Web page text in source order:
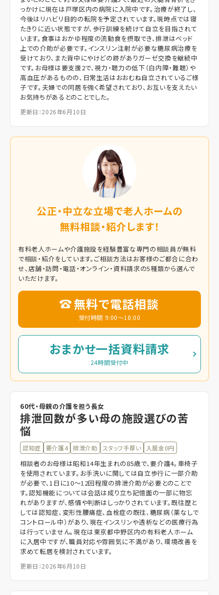
っかけに現在は戸塚区内の病院に入院中です。治療が終了し、
今後はリハビリ目的の転院を予定されています。現時点では寝
たきりに近い状態ですが、歩行訓練を続けて自立を目指されて
います。食事はおかゆ程度の流動食を摂取でき、排泄はベッド
上での介助が必要です。インスリン注射が必要な糖尿病治療を
受けており、また背中にやけどの跡がありガーゼ交換を継続中
です。お母様は要支援2で、視力・聴力の低下（白内障・難聴）や
高血圧があるものの、日常生活はおおむね自立されているご様
子です。夫婦での同居を強く希望されており、お互いを支えたい
お気持ちがあるとのことでした。
更新日：2026年6月10日
公正・中立な立場で老人ホームの
無料相談・紹介します！
有料老人ホームや介護施設を経験豊富な専門の相談員が無料
で相談・紹介をしています。 ご相談方法はお客様のご都合に合わ
せ、店舗・訪問・電話・オンライン・資料請求の5種類から選んで
いただけます。
無料で電話相談
受付時間 9:00～18:00
おまかせ一括資料請求
24時間受付中
60代・母親の介護を担う長女
排泄回数が多い母の施設選びの苦
悩
認知症 要介護4 排泄介助 スタッフ手厚い 入居金0円
相談者のお母様は昭和14年生まれの85歳で、要介護4。車椅子
を使用されています。お手洗いに関しては自立歩行に一部介助
が必要で、1日に10〜12回程度の排泄介助が必要とのことで
す。認知機能については会話は成り立ち記憶面の一部に物忘
れがありますが、感情や判断はしっかりされています。既往歴と
しては認知症、変形性腰痛症、血栓症の既往、糖尿病（薬なしで
コントロール中）があり、現在インスリンや透析などの医療行為
は行っていません。現在は東京都中野区内の有料老人ホーム
に入居中ですが、職員対応や雰囲気に不満があり、環境改善を
求めて転居を検討されています。
更新日：2026年6月10日